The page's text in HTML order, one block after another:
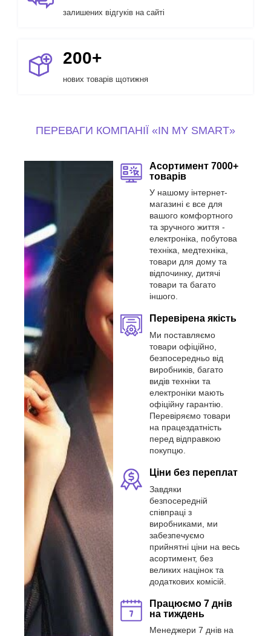
залишених відгуків на сайті
200+
нових товарів щотижня
ПЕРЕВАГИ КОМПАНІЇ «IN MY SMART»
Асортимент 7000+
товарів
У нашому інтернет-
магазині є все для
вашого комфортного
та зручного життя -
електроніка, побутова
техніка, медтехніка,
товари для дому та
відпочинку, дитячі
товари та багато
іншого.
Перевірена якість
Ми поставляємо
товари офіційно,
безпосередньо від
виробників, багато
видів техніки та
електроніки мають
офіційну гарантію.
Перевіряємо товари
на працездатність
перед відправкою
покупцю.
Ціни без переплат
Завдяки
безпосередній
співпраці з
виробниками, ми
забезпечуємо
прийнятні ціни на весь
асортимент, без
великих націнок та
додаткових комісій.
Працюємо 7 днів
на тиждень
Менеджери 7 днів на